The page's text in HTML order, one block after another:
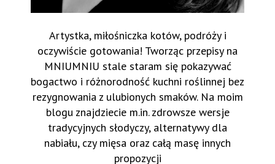
Artystka, miłośniczka kotów, podróży i
oczywiście gotowania! Tworząc przepisy na
MNIUMNIU stale staram się pokazywać
bogactwo i różnorodność kuchni roślinnej bez
rezygnowania z ulubionych smaków. Na moim
blogu znajdziecie m.in. zdrowsze wersje
tradycyjnych słodyczy, alternatywy dla
nabiału, czy mięsa oraz całą masę innych
propozycji